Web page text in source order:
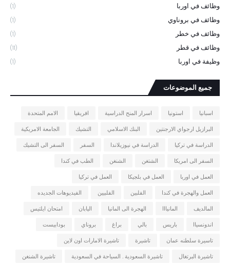
وظائف في اوربا (1)
وظائف في بروناوي (1)
وظائف في خطر (1)
وظائف في قطر (11)
وظيفة في اوربا (1)
جميع الموضوعات
اسبانيا استونيا اسرار المنح الدراسية افريقيا
الامم المتحدة
البرازيل ارجواي الارجنتين
البنك الاسلامي التشيك
الجامعة الامريكية
الدراسة في تركيا
الدراسة في نيوزيلاندا السفر
السفر الى التشيك
السفر الى امريكا
الشتغن الشنغن
الطب في كندا
العمل في اوربا
العمل في بلجيكا
العمل في تركيا
العمل والهجرة في كندا
الفلبين الفلبيين
الفيديوهات الجديده
المالديف
المانيااا الهجرة الى المانيا اليابان
امتحان ايلتيس
اندونسياا
باريس بالي براغ بروناي
بودابيست
تاسيرة سلطنه عمان
تاشيرة
تاشيرة الامارات اون لاين
تاشيرة البرتغال
تاشيرة السعودية . السياحة في السعودية تاشيرة الشنغن